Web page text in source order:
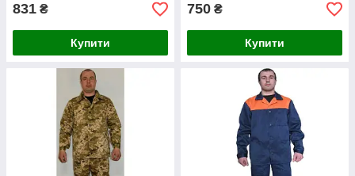
831 ₴
Купити
750 ₴
Купити